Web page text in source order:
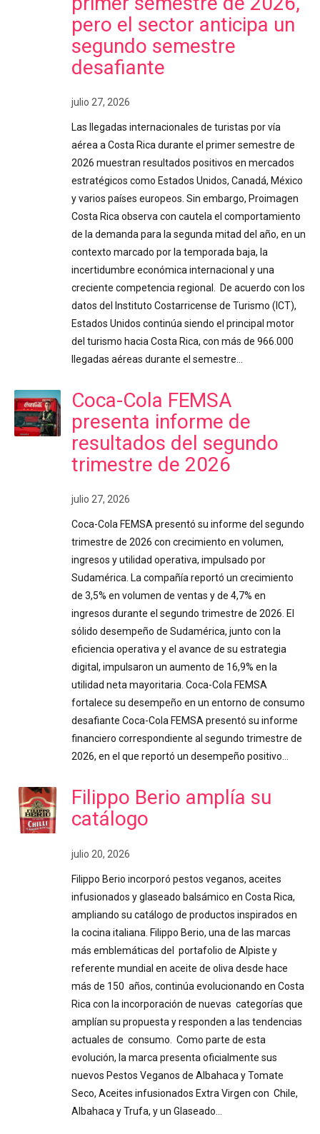
pero el sector anticipa un
segundo semestre
desafiante
julio 27, 2026
Las llegadas internacionales de turistas por vía
aérea a Costa Rica durante el primer semestre de
2026 muestran resultados positivos en mercados
estratégicos como Estados Unidos, Canadá, México
y varios países europeos. Sin embargo, Proimagen
Costa Rica observa con cautela el comportamiento
de la demanda para la segunda mitad del año, en un
contexto marcado por la temporada baja, la
incertidumbre económica internacional y una
creciente competencia regional. De acuerdo con los
datos del Instituto Costarricense de Turismo (ICT),
Estados Unidos continúa siendo el principal motor
del turismo hacia Costa Rica, con más de 966.000
llegadas aéreas durante el semestre…
Coca-Cola FEMSA
presenta informe de
resultados del segundo
trimestre de 2026
julio 27, 2026
Coca-Cola FEMSA presentó su informe del segundo
trimestre de 2026 con crecimiento en volumen,
ingresos y utilidad operativa, impulsado por
Sudamérica. La compañía reportó un crecimiento
de 3,5% en volumen de ventas y de 4,7% en
ingresos durante el segundo trimestre de 2026. El
sólido desempeño de Sudamérica, junto con la
eficiencia operativa y el avance de su estrategia
digital, impulsaron un aumento de 16,9% en la
utilidad neta mayoritaria. Coca-Cola FEMSA
fortalece su desempeño en un entorno de consumo
desafiante Coca-Cola FEMSA presentó su informe
financiero correspondiente al segundo trimestre de
2026, en el que reportó un desempeño positivo…
Filippo Berio amplía su
catálogo
julio 20, 2026
Filippo Berio incorporó pestos veganos, aceites
infusionados y glaseado balsámico en Costa Rica,
ampliando su catálogo de productos inspirados en
la cocina italiana. Filippo Berio, una de las marcas
más emblemáticas del portafolio de Alpiste y
referente mundial en aceite de oliva desde hace
más de 150 años, continúa evolucionando en Costa
Rica con la incorporación de nuevas categorías que
amplían su propuesta y responden a las tendencias
actuales de consumo. Como parte de esta
evolución, la marca presenta oficialmente sus
nuevos Pestos Veganos de Albahaca y Tomate
Seco, Aceites infusionados Extra Virgen con Chile,
Albahaca y Trufa, y un Glaseado…